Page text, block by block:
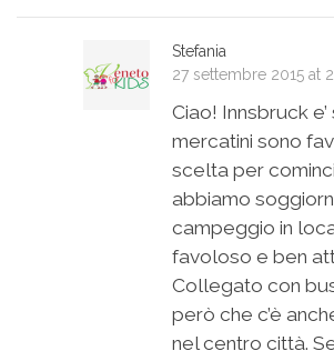
Stefania
27 settembre 2015 at
Ciao! Innsbruck
mercatini sono
scelta per
abbiamo
campeggio in
favoloso e ben
Collegato con
però che c’è
nel centro città.